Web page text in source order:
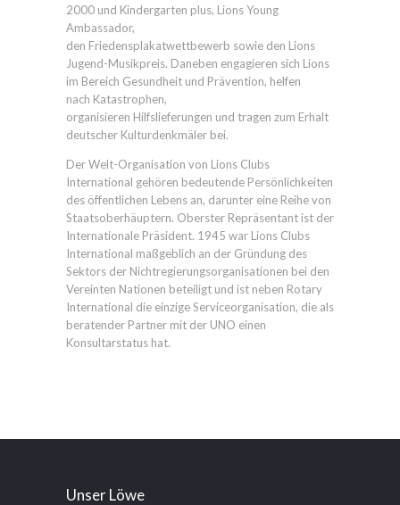
2000 und Kindergarten plus, Lions Young
Ambassador,
den Friedensplakatwettbewerb sowie den Lions
Jugend-Musikpreis. Daneben engagieren sich Lions
im Bereich Gesundheit und Prävention, helfen
nach Katastrophen,
organisieren Hilfslieferungen und tragen zum Erhalt
deutscher Kulturdenkmäler bei.
Der Welt-Organisation von Lions Clubs
International gehören bedeutende Persönlichkeiten
des öffentlichen Lebens an, darunter eine Reihe von
Staatsoberhäuptern. Oberster Repräsentant ist der
Internationale Präsident. 1945 war Lions Clubs
International maßgeblich an der Gründung des
Sektors der Nichtregierungsorganisationen bei den
Vereinten Nationen beteiligt und ist neben Rotary
International die einzige Serviceorganisation, die als
beratender Partner mit der UNO einen
Konsultarstatus hat.
Unser Löwe